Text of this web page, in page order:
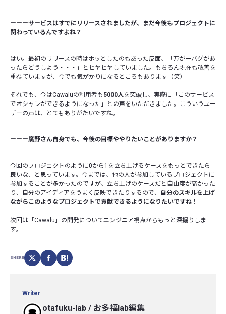
ーーーサービスはすでにリリースされましたが、まだ今後もプロジェクトに
関わっているんですよね？
はい。最初のリリースの時はホッとしたのもあった反面、「万が一バグがあ
ったらどうしよう・・・」とヒヤヒヤしていました。もちろん現在も改善を
重ねていますが、今でも気がかりになるところもあります（笑）
それでも、今はCawaluの利用者も 5000人を突破し、実際に「このサービス
でオシャレができるようになった」との声をいただきました。こういうユー
ザーの声は、とてもありがたいですね。
ーーー廣野さん自身でも、今後の目標ややりたいことがありますか？
今回のプロジェクトのように0から1を立ち上げるケースをもっとできたら
良いな、と思っています。今までは、他の人が参加しているプロジェクトに
参加することが多かったのですが、立ち上げのケースだと自由度が高かった
り、自分のアイディアをうまく反映できたりするので、 自分のスキルを上げ
ながらこのようなプロジェクトで貢献できるようになりたいですね！
次回は「Cawalu」の開発についてエンジニア視点からもっと深掘りしま
す。
SHERE
Writer
otafuku-lab / お多福lab編集